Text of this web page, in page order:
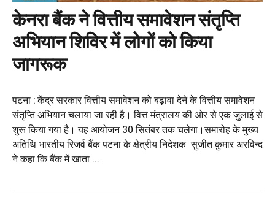
केनरा बैंक ने वित्तीय समावेशन संतृप्ति
अभियान शिविर में लोगों को किया
जागरूक
पटना : केंद्र सरकार वित्तीय समावेशन को बढ़ावा देने के वित्तीय समावेशन
संतृप्ति अभियान चलाया जा रही है। वित्त मंत्रालय की ओर से एक जुलाई से
शुरू किया गया है। यह आयोजन 30 सितंबर तक चलेगा।समारोह के मुख्य
अतिथि भारतीय रिजर्व बैंक पटना के क्षेत्रीय निदेशक सुजीत कुमार अरविन्द
ने कहा कि बैंक में खाता ...